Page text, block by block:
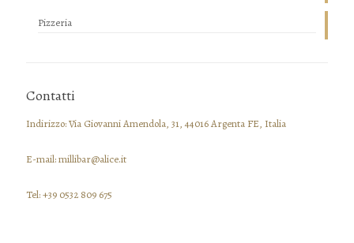
Pizzeria
Contatti
Indirizzo: Via Giovanni Amendola, 31, 44016 Argenta FE, Italia
E-mail: millibar@alice.it
Tel: +39 0532 809 675